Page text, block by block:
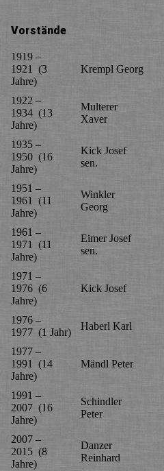
Vorstände
1919 –
1921 (3
Jahre)
Krempl Georg
1922 –
1934 (13
Jahre)
Multerer
Xaver
1935 –
1950 (16
Jahre)
Kick Josef
sen.
1951 –
1961 (11
Jahre)
Winkler
Georg
1961 –
1971 (11
Jahre)
Eimer Josef
sen.
1971 –
1976 (6
Jahre)
Kick Josef
1976 –
1977 (1 Jahr)
Haberl Karl
1977 –
1991 (14
Jahre)
Mändl Peter
1991 –
2007 (16
Jahre)
Schindler
Peter
2007 –
2015 (8
Jahre)
Danzer
Reinhard